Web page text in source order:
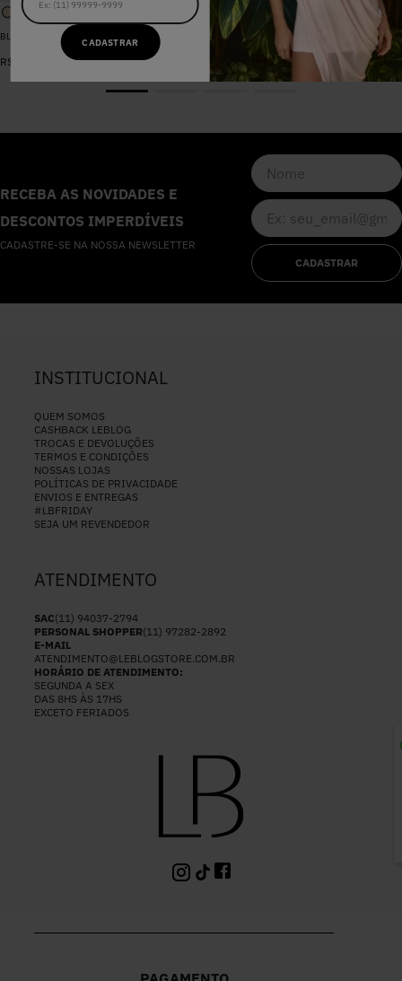
CADASTRAR
BLUSA SARJA LARA PEROLA
R$
VESTIDO MADALENA AZUL MARINHO DOT
398 00
159 20
RECEBA AS NOVIDADES E
DESCONTOS IMPERDÍVEIS
CADASTRE-SE NA NOSSA NEWSLETTER
CADASTRAR
INSTITUCIONAL
QUEM SOMOS
CASHBACK LEBLOG
TROCAS E DEVOLUÇÕES
TERMOS E CONDIÇÕES
NOSSAS LOJAS
POLÍTICAS DE PRIVACIDADE
ENVIOS E ENTREGAS
#LBFRIDAY
SEJA UM REVENDEDOR
ATENDIMENTO
SAC(11) 94037-2794
PERSONAL SHOPPER(11) 97282-2892
E-MAIL
ATENDIMENTO@LEBLOGSTORE.COM.BR
HORÁRIO DE ATENDIMENTO:
SEGUNDA A SEX
DAS 8HS ÀS 17HS
EXCETO FERIADOS